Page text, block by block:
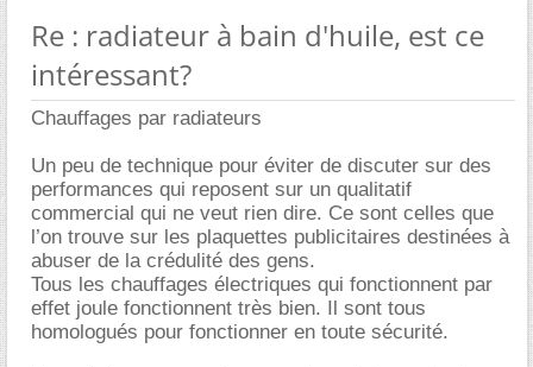
Re : radiateur à bain d'huile, est ce
intéressant?
Chauffages par radiateurs
Un peu de technique pour éviter de discuter sur des
performances qui reposent sur un qualitatif
commercial qui ne veut rien dire. Ce sont celles que
l’on trouve sur les plaquettes publicitaires destinées à
abuser de la crédulité des gens.
Tous les chauffages électriques qui fonctionnent par
effet joule fonctionnent très bien. Il sont tous
homologués pour fonctionner en toute sécurité.